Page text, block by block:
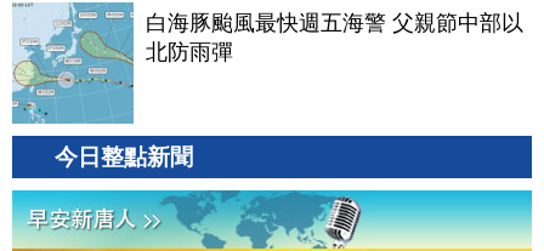
白海豚颱風最快週五海警 父親節中部以
北防雨彈
今日整點新聞